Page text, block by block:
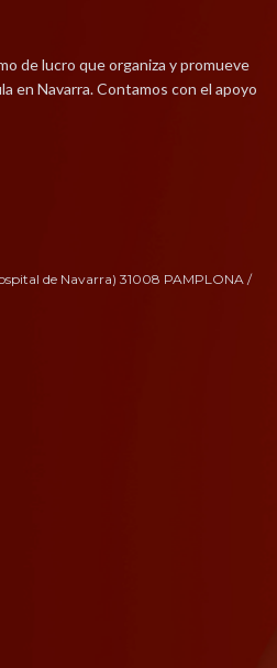
de lucro que organiza y promueve
en Navarra. Contamos con el apoyo
de Navarra) 31008 PAMPLONA /